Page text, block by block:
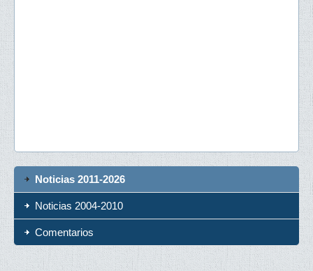
Noticias 2011-2026
Noticias 2004-2010
Comentarios